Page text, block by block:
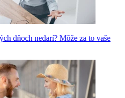
dňoch nedarí? Môže za to vaše